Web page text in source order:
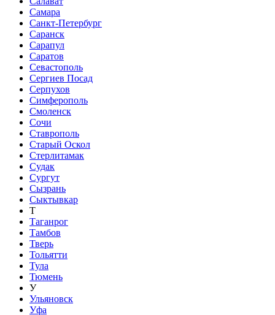
Самара
Санкт-Петербург
Саранск
Сарапул
Саратов
Севастополь
Сергиев Посад
Серпухов
Симферополь
Смоленск
Сочи
Ставрополь
Старый Оскол
Стерлитамак
Судак
Сургут
Сызрань
Сыктывкар
Т
Таганрог
Тамбов
Тверь
Тольятти
Тула
Тюмень
У
Ульяновск
Уфа